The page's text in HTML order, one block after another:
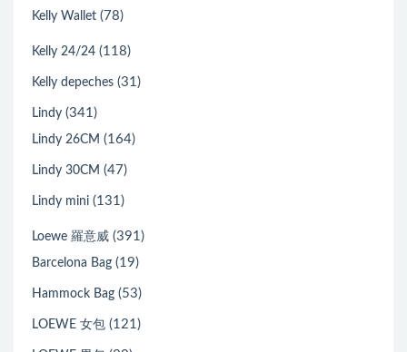
Kelly Wallet (78)
Kelly 24/24 (118)
Kelly depeches (31)
Lindy (341)
Lindy 26CM (164)
Lindy 30CM (47)
Lindy mini (131)
Loewe 羅意威 (391)
Barcelona Bag (19)
Hammock Bag (53)
LOEWE 女包 (121)